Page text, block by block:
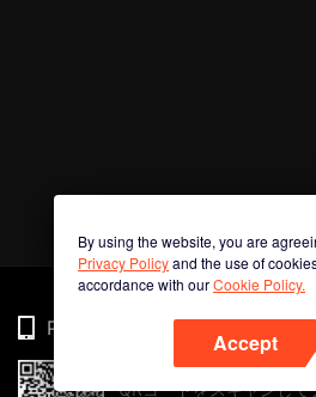
By using the website, you are
Privacy Policyand the use of
accordance with ourCookie Policy.
Accept
Phone
QRコードをスキャンして